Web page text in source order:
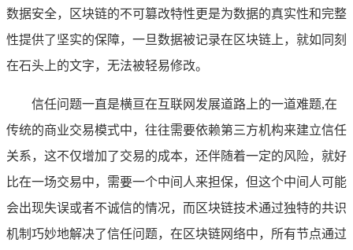
数据安全，区块链的不可篡改特性更是为数据的真实性和完整
性提供了坚实的保障，一旦数据被记录在区块链上，就如同刻
在石头上的文字，无法被轻易修改。
信任问题一直是横亘在互联网发展道路上的一道难题,在
传统的商业交易模式中，往往需要依赖第三方机构来建立信任
关系，这不仅增加了交易的成本，还伴随着一定的风险，就好
比在一场交易中，需要一个中间人来担保，但这个中间人可能
会出现失误或者不诚信的情况，而区块链技术通过独特的共识
机制巧妙地解决了信任问题，在区块链网络中，所有节点通过